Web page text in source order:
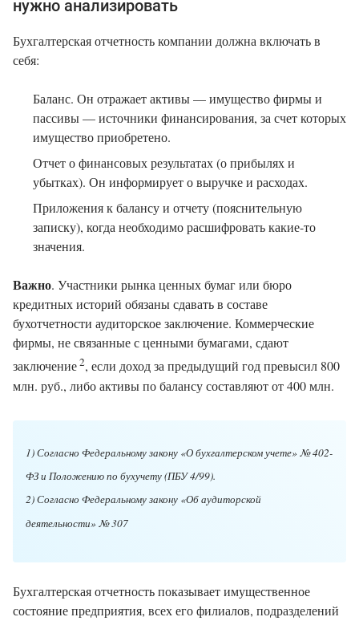
нужно анализировать
Бухгалтерская отчетность компании должна включать в
себя:
Баланс. Он отражает активы — имущество фирмы и
пассивы — источники финансирования, за счет которых
имущество приобретено.
Отчет о финансовых результатах (о прибылях и
убытках). Он информирует о выручке и расходах.
Приложения к балансу и отчету (пояснительную
записку), когда необходимо расшифровать какие-то
значения.
Важно. Участники рынка ценных бумаг или бюро
кредитных историй обязаны сдавать в составе
бухотчетности аудиторское заключение. Коммерческие
фирмы, не связанные с ценными бумагами, сдают
заключение2, если доход за предыдущий год превысил 800
млн. руб., либо активы по балансу составляют от 400 млн.
1) Согласно Федеральному закону «О бухгалтерском учете» № 402-
ФЗ и Положению по бухучету (ПБУ 4/99).
2) Согласно Федеральному закону «Об аудиторской
деятельности» № 307
Бухгалтерская отчетность показывает имущественное
состояние предприятия, всех его филиалов, подразделений